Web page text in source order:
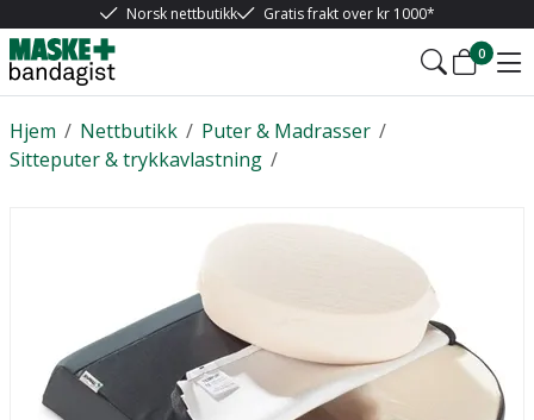
Norsk nettbutikk Gratis frakt over kr 1000*
0
/
Hjem /
Nettbutikk /
Puter & Madrasser
/
Sitteputer & trykkavlastning